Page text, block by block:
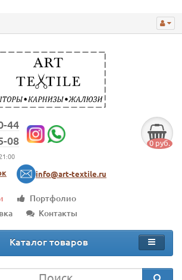
44
08
info@art-textile.ru
0 руб.
Портфолио
Контакты
Каталог товаров